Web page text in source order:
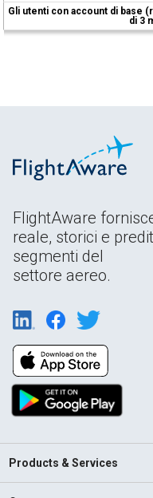
Gli utenti con account di base
di 3
FlightAware
reale, storici e
segmenti del
settore aereo.
Products & Services